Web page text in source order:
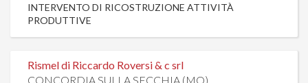
INTERVENTO DI RICOSTRUZIONE ATTIVITÀ
PRODUTTIVE
Rismel di Riccardo Roversi & c srl
CONCORDIA SULLA SECCHIA (MO).